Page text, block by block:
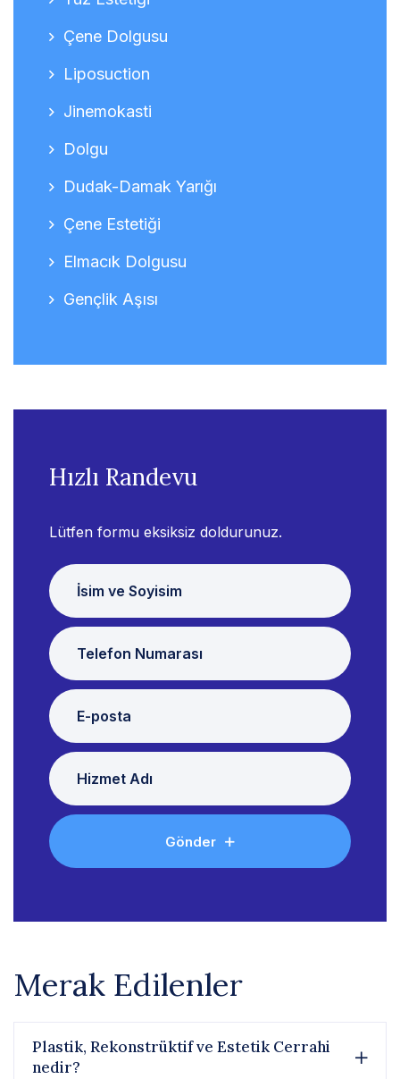
Çene Dolgusu
Liposuction
Jinemokasti
Dolgu
Dudak-Damak Yarığı
Çene Estetiği
Elmacık Dolgusu
Gençlik Aşısı
Hızlı Randevu
Lütfen formu eksiksiz doldurunuz.
Gönder
Merak Edilenler
Plastik, Rekonstrüktif ve Estetik Cerrahi
nedir?